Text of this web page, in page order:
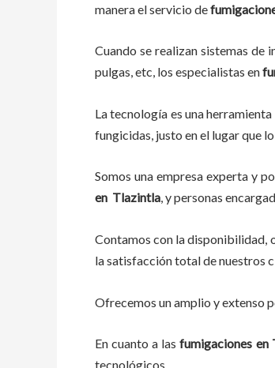
manera el servicio de
Cuando se realizan sistemas de
pulgas, etc, los especialistas en
La tecnología es una
fungicidas, justo en el lugar que
Somos una empresa experta y
en Tlazintla, y personas
Contamos con la disponibilidad,
la satisfacción total de nuestros
Ofrecemos un amplio y extenso
En cuanto a lasfumigaciones en
tecnológicos.